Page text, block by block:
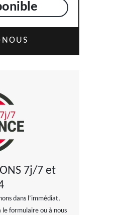
7j/7 et
dans l’immédiat,
le formulaire ou à nous